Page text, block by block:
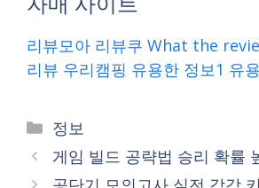
리뷰모아 리뷰쿠 What the
리뷰 우리캠핑 유용한 정보1 유
Categories
정보
게임 빌드 공략법 승리 확률